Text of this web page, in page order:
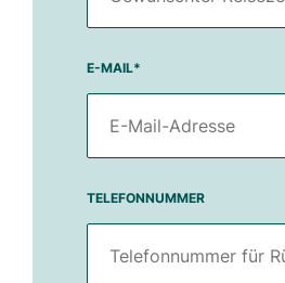
E-MAIL*
TELEFONNUMMER